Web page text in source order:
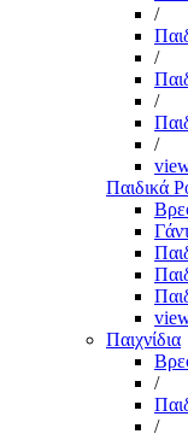
/
/
/
/
Παιδικά
Παιχνίδια
/
/